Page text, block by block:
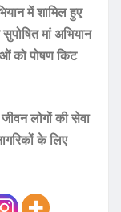
में शामिल हुए
मां अभियान
को पोषण किट
लोगों की सेवा
के लिए